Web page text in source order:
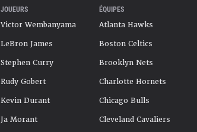
JOUEURS
Victor Wembanyama
LeBron James
Stephen Curry
Rudy Gobert
Kevin Durant
Ja Morant
ÉQUIPES
Atlanta Hawks
Boston Celtics
Brooklyn Nets
Charlotte Hornets
Chicago Bulls
Cleveland Cavaliers